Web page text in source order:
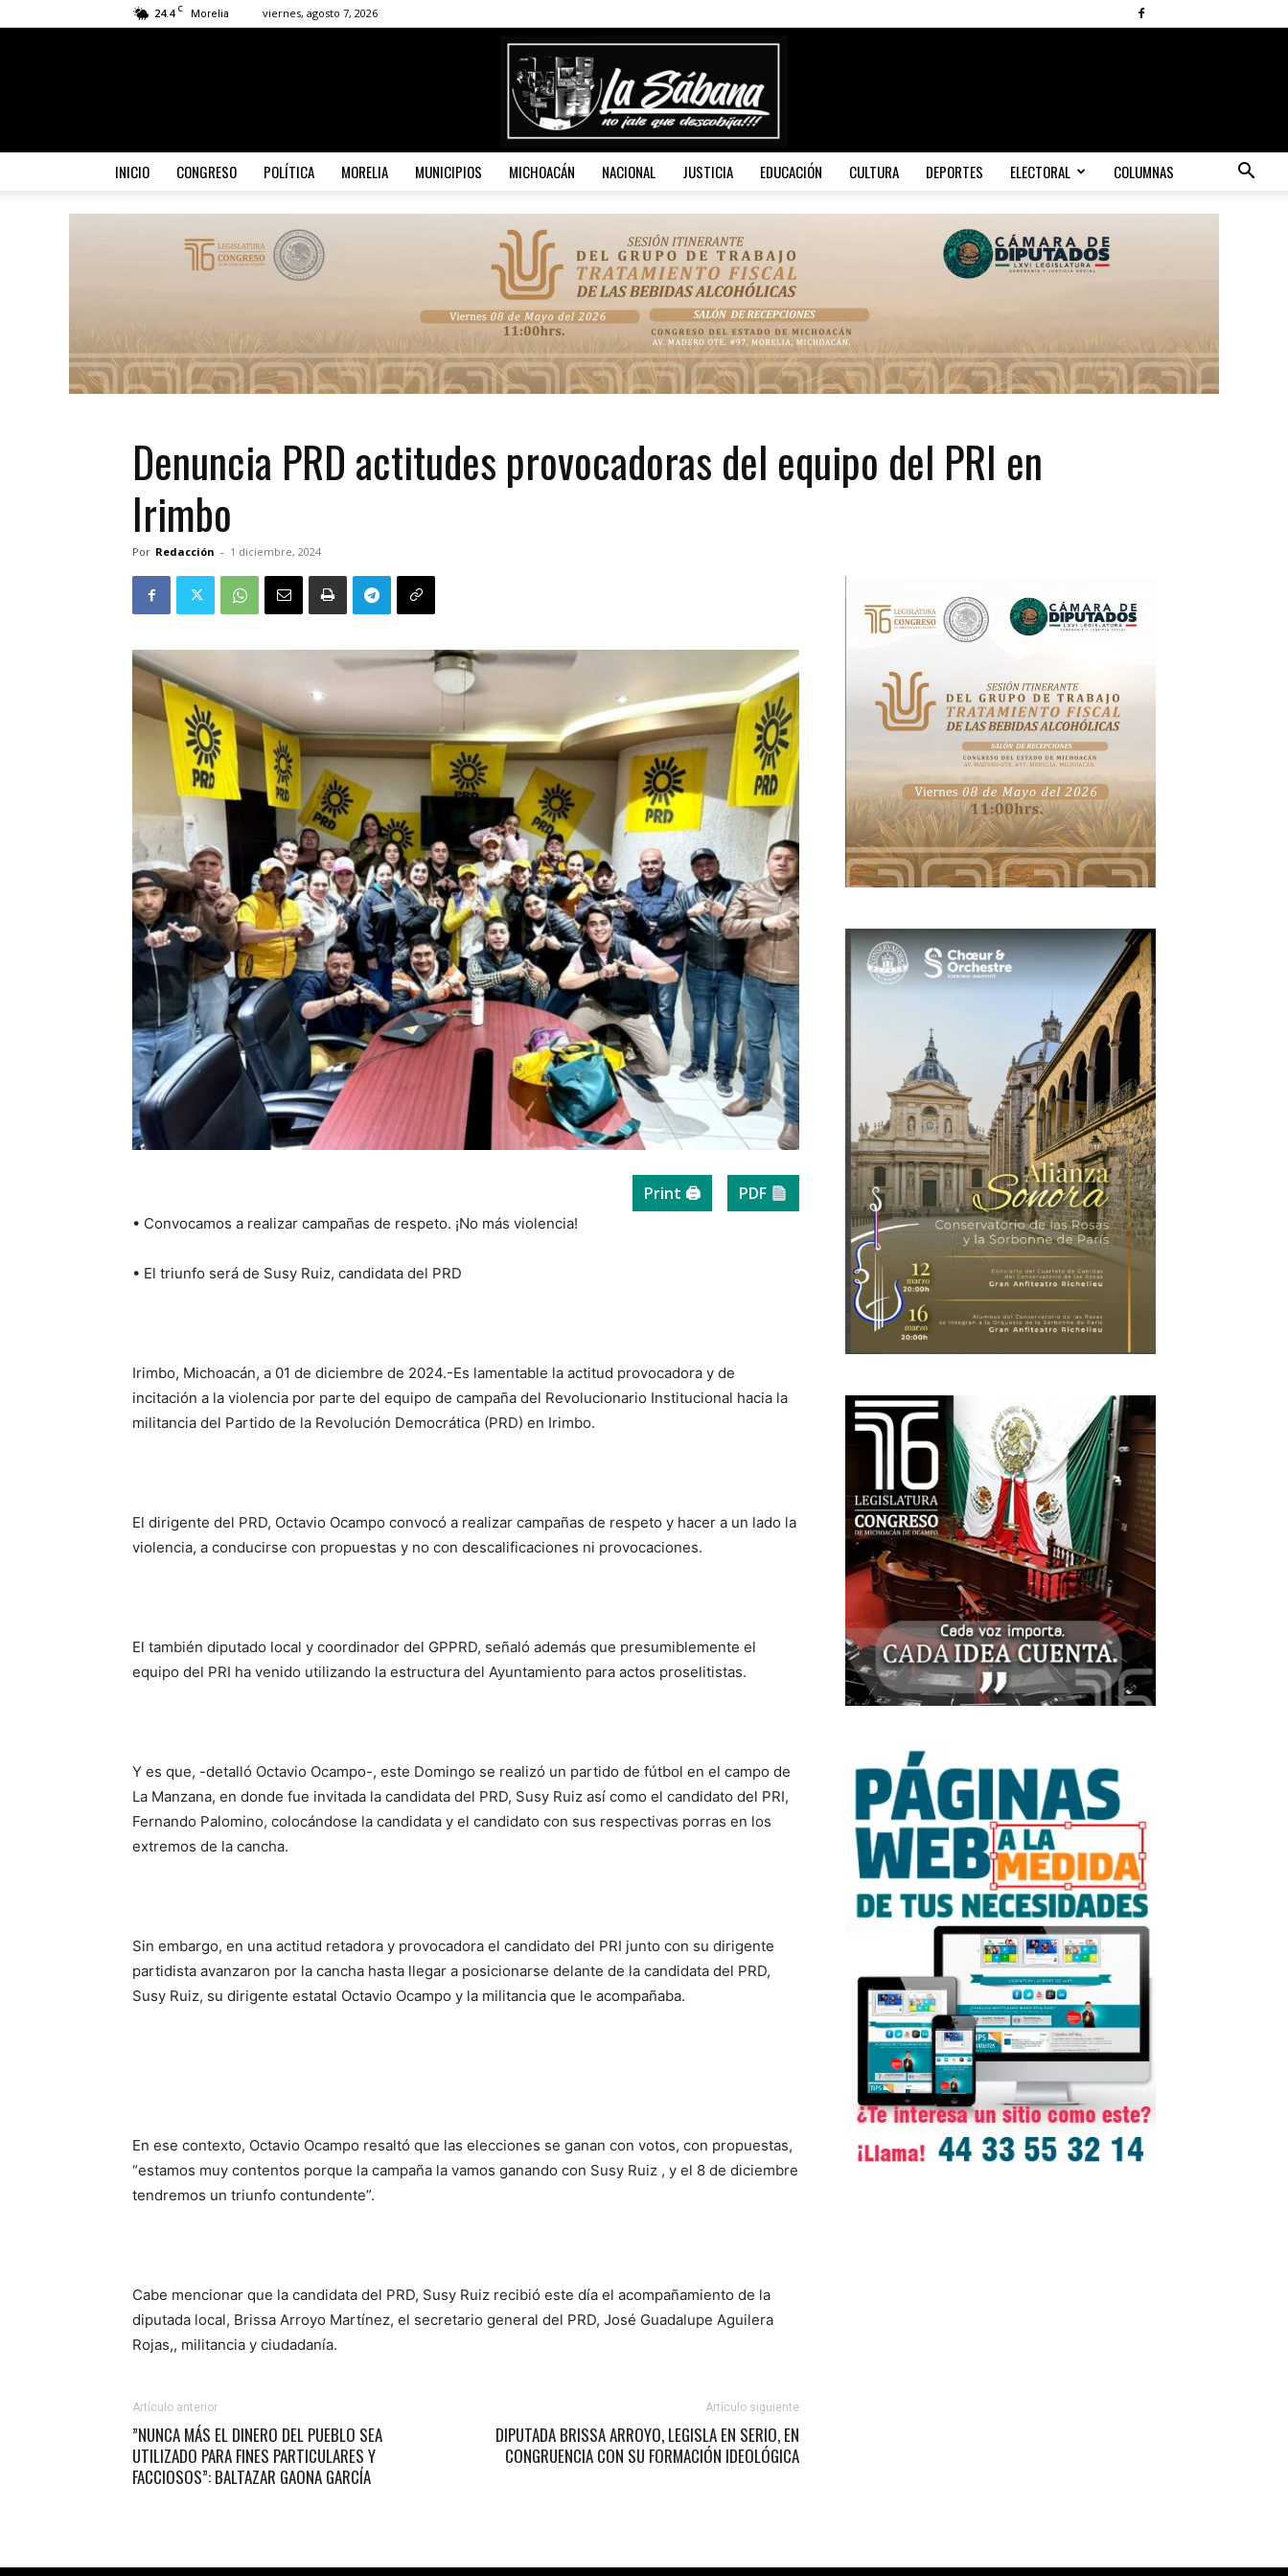
24.4 C Morelia viernes, agosto 7, 2026
Sábana
INICIO CONGRESO POLÍTICA MORELIA MUNICIPIOS MICHOACÁN NACIONAL JUSTICIA EDUCACIÓN CULTURA DEPORTES ELECTORAL COLUMNAS
Denuncia PRD actitudes provocadoras del equipo del PRI en
Irimbo
Por Redacción - 1 diciembre, 2024
Print 🖨 PDF
• Convocamos a realizar campañas de respeto. ¡No más violencia!
• El triunfo será de Susy Ruiz, candidata del PRD
Irimbo, Michoacán, a 01 de diciembre de 2024.-Es lamentable la actitud provocadora y de
incitación a la violencia por parte del equipo de campaña del Revolucionario Institucional hacia la
militancia del Partido de la Revolución Democrática (PRD) en Irimbo.
El dirigente del PRD, Octavio Ocampo convocó a realizar campañas de respeto y hacer a un lado la
violencia, a conducirse con propuestas y no con descalificaciones ni provocaciones.
El también diputado local y coordinador del GPPRD, señaló además que presumiblemente el
equipo del PRI ha venido utilizando la estructura del Ayuntamiento para actos proselitistas.
Y es que, -detalló Octavio Ocampo-, este Domingo se realizó un partido de fútbol en el campo de
La Manzana, en donde fue invitada la candidata del PRD, Susy Ruiz así como el candidato del PRI,
Fernando Palomino, colocándose la candidata y el candidato con sus respectivas porras en los
extremos de la cancha.
Sin embargo, en una actitud retadora y provocadora el candidato del PRI junto con su dirigente
partidista avanzaron por la cancha hasta llegar a posicionarse delante de la candidata del PRD,
Susy Ruiz, su dirigente estatal Octavio Ocampo y la militancia que le acompañaba.
En ese contexto, Octavio Ocampo resaltó que las elecciones se ganan con votos, con propuestas,
“estamos muy contentos porque la campaña la vamos ganando con Susy Ruiz , y el 8 de diciembre
tendremos un triunfo contundente”.
Cabe mencionar que la candidata del PRD, Susy Ruiz recibió este día el acompañamiento de la
diputada local, Brissa Arroyo Martínez, el secretario general del PRD, José Guadalupe Aguilera
Rojas,, militancia y ciudadanía.
Artículo anterior
”NUNCA MÁS EL DINERO DEL PUEBLO SEA
UTILIZADO PARA FINES PARTICULARES Y
FACCIOSOS”: BALTAZAR GAONA GARCÍA
Artículo siguiente
DIPUTADA BRISSA ARROYO, LEGISLA EN SERIO, EN
CONGRUENCIA CON SU FORMACIÓN IDEOLÓGICA